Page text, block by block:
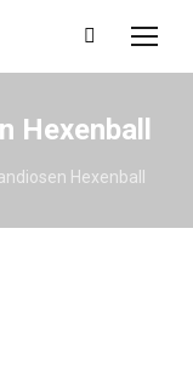
Search:
Hexenball
Hexenball